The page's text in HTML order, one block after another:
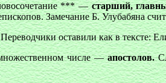
*** —старший,
Замечание Б. Улубабяна
оставили как в тексте:
числе —апостолов.